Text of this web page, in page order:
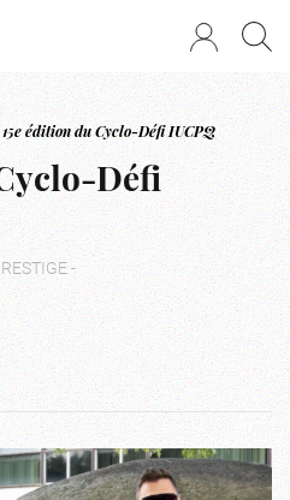
15e édition du Cyclo-Défi IUCPQ
Défi
-